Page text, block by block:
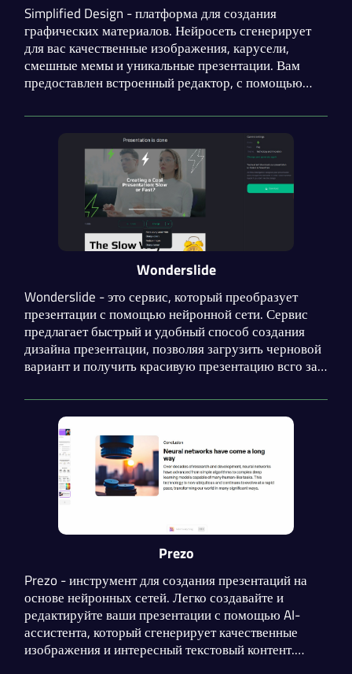
Simplified Design - платформа для создания
графических материалов. Нейросеть сгенерирует
для вас качественные изображения, карусели,
смешные мемы и уникальные презентации. Вам
предоставлен встроенный редактор, с помощью
результаты. Минусом является отсутствие
возможности экспорта презентаций в формате pptx.
Wonderslide
Wonderslide - это сервис, который преобразует
презентации с помощью нейронной сети. Сервис
предлагает быстрый и удобный способ создания
дизайна презентации, позволяя загрузить черновой
вариант и получить красивую презентацию всго за
возможность редактирования получившихся
презентаций.
Prezo
Prezo - инструмент для создания презентаций на
основе нейронных сетей. Легко создавайте и
редактируйте ваши презентации с помощью AI-
ассистента, который сгенерирует качественные
изображения и интересный текстовый контент.